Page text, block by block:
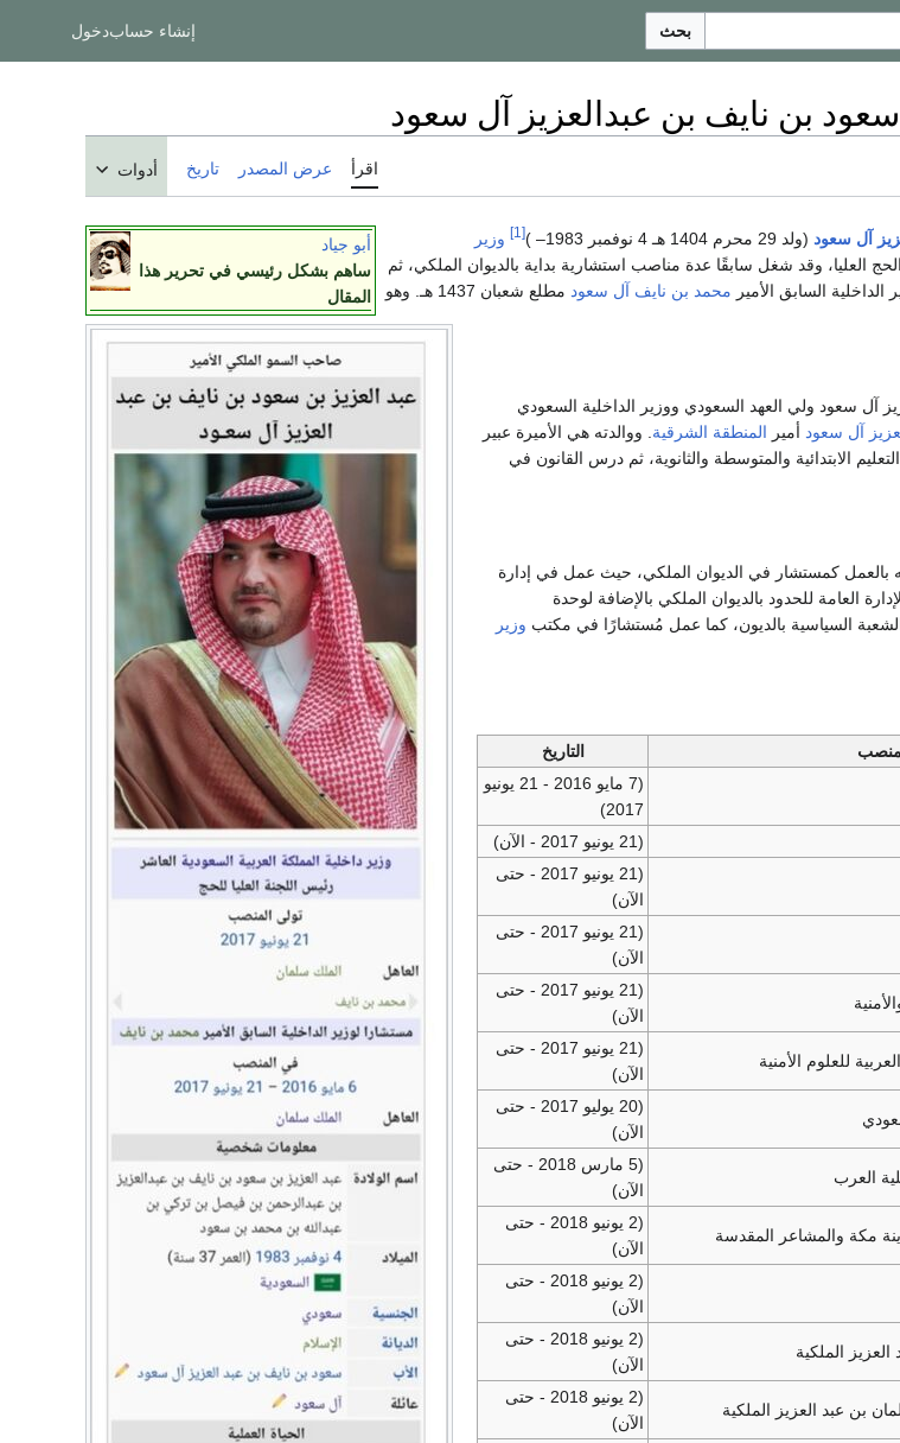
بحث إنشاء حسابدخول
سعود بن نايف بن عبدالعزيز آل سعود
اقرأ عرض المصدر تاريخ أدوات
أبو جياد
ساهم بشكل رئيسي في تحرير هذا
المقال
آل سعود (ولد 29 محرم 1404 هـ 4 نوفمبر 1983– ) [1]
وزير
العليا، وقد شغل سابقًا عدة مناصب استشارية بداية بالديوان الملكي، ثم
السابق الأمير محمد بن نايف آل سعود
مطلع شعبان 1437 هـ. وهو
آل سعود ولي العهد السعودي ووزير الداخلية السعودي
آل سعود أمير المنطقة الشرقية . ووالدته هي الأميرة عبير
الابتدائية والمتوسطة والثانوية، ثم درس القانون في
بالعمل كمستشار في الديوان الملكي، حيث عمل في إدارة
العامة للحدود بالديوان الملكي بالإضافة لوحدة
السياسية بالديون، كما عمل مُستشارًا في مكتب وزير
التاريخ
(7 مايو 2016 - 21 يونيو
2017)
(21 يونيو 2017 - الآن)
(21 يونيو 2017 - حتى
الآن)
(21 يونيو 2017 - حتى
الآن)
(21 يونيو 2017 - حتى
الآن)
للعلوم الأمنية
(21 يونيو 2017 - حتى
الآن)
(20 يوليو 2017 - حتى
الآن)
العرب
(5 مارس 2018 - حتى
الآن)
مكة والمشاعر المقدسة
(2 يونيو 2018 - حتى
الآن)
(2 يونيو 2018 - حتى
الآن)
الملكية
(2 يونيو 2018 - حتى
الآن)
بن عبد العزيز الملكية
(2 يونيو 2018 - حتى
الآن)